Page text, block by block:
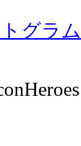
グラ